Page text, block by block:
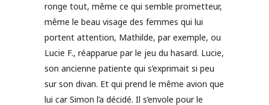
ronge tout, même ce qui semble prometteur,
même le beau visage des femmes qui lui
portent attention, Mathilde, par exemple, ou
Lucie F., réapparue par le jeu du hasard. Lucie,
son ancienne patiente qui s’exprimait si peu
sur son divan. Et qui prend le même avion que
lui car Simon l’a décidé. Il s’envole pour le